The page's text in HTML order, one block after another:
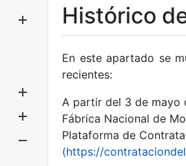
Mostrar/Ocultar
Mostrar/Ocultar
Mostrar/Ocultar
Histórico
En este apartado se
recientes:
A partir del 3 de mayo
Fábrica Nacional de
Plataforma de
(https://